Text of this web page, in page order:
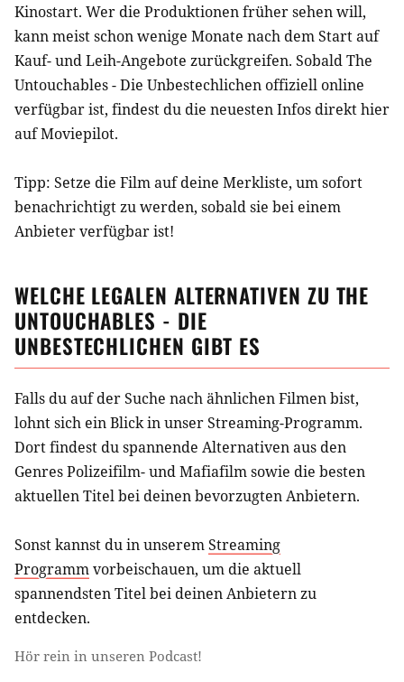
Kinostart. Wer die Produktionen früher sehen will,
kann meist schon wenige Monate nach dem Start auf
Kauf- und Leih-Angebote zurückgreifen. SobaldThe
Untouchables - Die Unbestechlichen offiziell online
verfügbar ist, findest du die neuesten Infos direkt hier
auf Moviepilot.
Tipp: Setze die Filmauf deine Merkliste, um sofort
benachrichtigt zu werden, sobald sie bei einem
Anbieter verfügbar ist!
WELCHE LEGALEN ALTERNATIVEN ZU THE
UNTOUCHABLES - DIE
UNBESTECHLICHEN GIBT ES
Falls du auf der Suche nach ähnlichenFilmenbist,
lohnt sich ein Blick in unser Streaming-Programm.
Dort findest du spannende Alternativen aus den
Genres Polizeifilm- und Mafiafilmsowie die besten
aktuellen Titel bei deinen bevorzugten Anbietern.
Sonst kannst du in unseremStreaming
Programmvorbeischauen, um die aktuell
spannendsten Titel bei deinen Anbietern zu
entdecken.
Hör rein in unseren Podcast!